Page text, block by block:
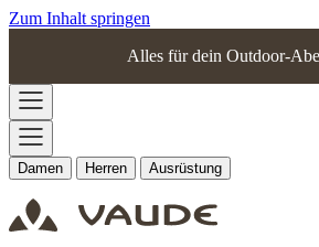
Zum Inhalt springen
Alles für dein Outdoor-
Damen Herren Ausrüstung